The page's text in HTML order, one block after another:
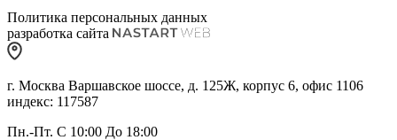
Политика персональных данных
разработка сайта
г. Москва Варшавское шоссе, д. 125Ж, корпус 6, офис 1106
индекс: 117587
Пн.-Пт. С 10:00 До 18:00